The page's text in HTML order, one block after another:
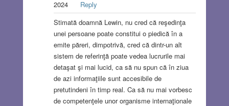
2024
Reply
Stimată doamnă Lewin, nu cred că reşedinţa
unei persoane poate constitui o piedică în a
emite păreri, dimpotrivă, cred că dintr-un alt
sistem de referinţă poate vedea lucrurile mai
detaşat şi mai lucid, ca să nu spun că în ziua
de azi informaţiile sunt accesibile de
pretutindeni în timp real. Ca să nu mai vorbesc
de competenţele unor organisme internaţionale